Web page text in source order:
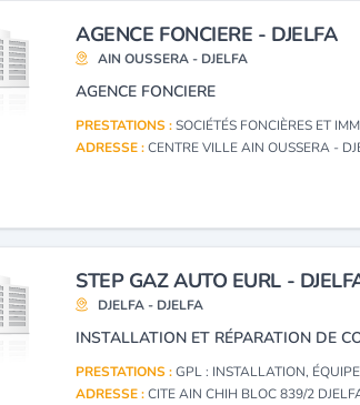
AGENCE FONCIERE - DJELFA
AIN OUSSERA - DJELFA
AGENCE FONCIERE
PRESTATIONS :SOCIÉTÉS FONCIÈRES ET
ADRESSE :CENTRE VILLE AIN OUSSERA -
STEP GAZ AUTO EURL -
DJELFA - DJELFA
INSTALLATION ET RÉPARATION DE
PRESTATIONS :GPL : INSTALLATION,
ADRESSE :CITE AIN CHIH BLOC 839/2